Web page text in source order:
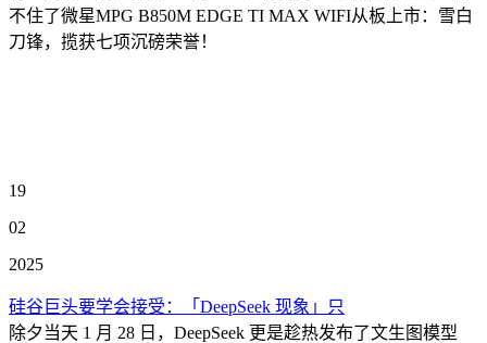
不住了微星MPG B850M EDGE TI MAX WIFI从板上市：雪白
刀锋，揽获七项沉磅荣誉！
19
02
2025
硅谷巨头要学会接受：「DeepSeek 现象」只
除夕当天 1 月 28 日，DeepSeek 更是趁热发布了文生图模型